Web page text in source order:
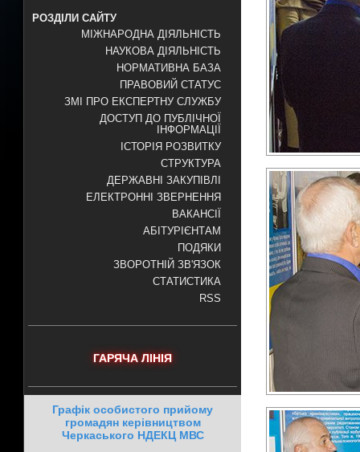
РОЗДІЛИ САЙТУ
МІЖНАРОДНА ДІЯЛЬНІСТЬ
НАУКОВА ДІЯЛЬНІСТЬ
НОРМАТИВНА БАЗА
ПРАВОВИЙ СТАТУС
ЗМІ ПРО ЕКСПЕРТНУ СЛУЖБУ
ДОСТУП ДО ПУБЛІЧНОЇ
ІНФОРМАЦІЇ
ІСТОРІЯ РОЗВИТКУ
СТРУКТУРА
ДЕРЖАВНІ ЗАКУПІВЛІ
ЕЛЕКТРОННІ ЗВЕРНЕННЯ
ВАКАНСІЇ
АБІТУРІЄНТАМ
ПОДЯКИ
ЗВОРОТНІЙ ЗВ'ЯЗОК
СТАТИСТИКА
RSS
ГАРЯЧА ЛІНІЯ
Графік особистого прийому
громадян керівництвом
Черкаського НДЕКЦ МВС